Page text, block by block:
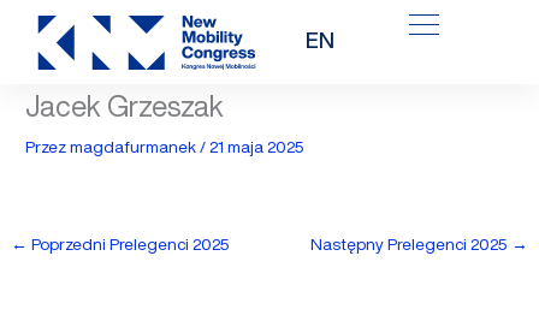
Przejdź
treści
EN
Jacek Grzeszak
Przezmagdafurmanek/21 maja 2025
← Poprzedni Prelegenci 2025 Następny Prelegenci 2025 →